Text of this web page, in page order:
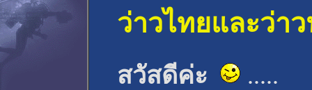
ว่าวไทยและว่าว
สวัสดีค่ะ .....